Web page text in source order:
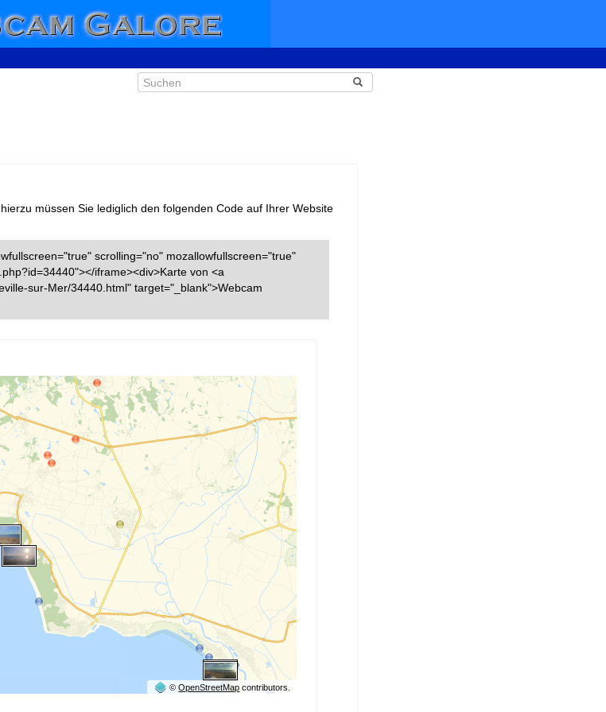
müssen Sie lediglich den folgenden Code auf Ihrer Website
scrolling="no" mozallowfullscreen="true"
iframe><div>Karte von <a
sur-Mer/34440.html" target="_blank">Webcam